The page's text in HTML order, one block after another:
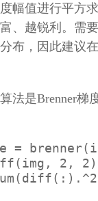
幅值进行平方
、越锐利。需
布，因此建议
法是Brenner梯
=
2,